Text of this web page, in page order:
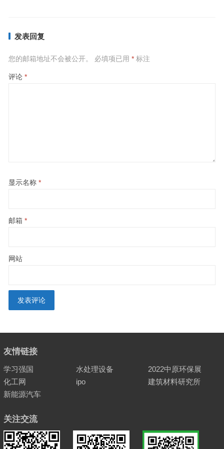
发表回复
您的邮箱地址不会被公开。 必填项已用 *标注
评论 *
显示名称 *
邮箱 *
网站
友情链接
学习强国 水处理设备
2022中原环保展
化工网
ipo
建筑材料研究所
新能源汽车
关注交流